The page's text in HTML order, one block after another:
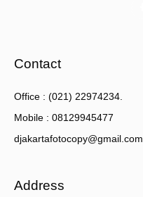
Contact
Office : (021) 22974234.
Mobile : 08129945477
djakartafotocopy@gmail.com
Address